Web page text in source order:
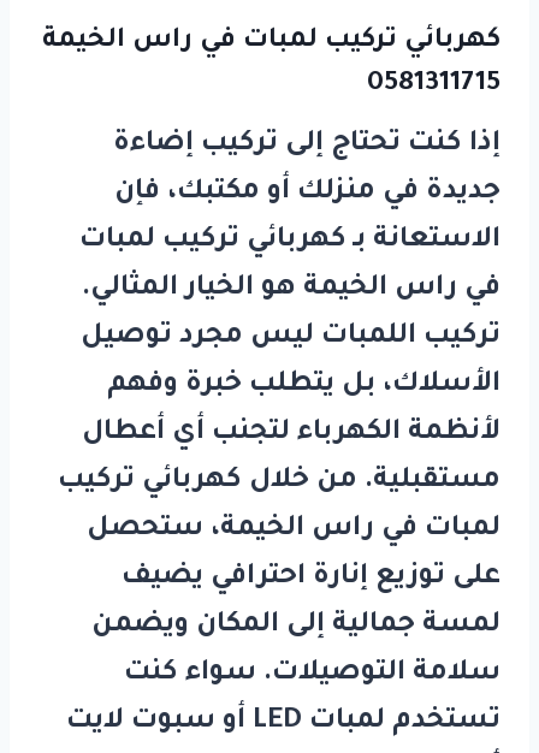
كهربائي تركيب لمبات في راس الخيمة
0581311715
إذا كنت تحتاج إلى تركيب إضاءة
جديدة في منزلك أو مكتبك، فإن
الاستعانة بـ كهربائي تركيب لمبات
في راس الخيمة هو الخيار المثالي.
تركيب اللمبات ليس مجرد توصيل
الأسلاك، بل يتطلب خبرة وفهم
لأنظمة الكهرباء لتجنب أي أعطال
مستقبلية. من خلال كهربائي تركيب
لمبات في راس الخيمة، ستحصل
على توزيع إنارة احترافي يضيف
لمسة جمالية إلى المكان ويضمن
سلامة التوصيلات. سواء كنت
تستخدم لمبات LED أو سبوت لايت